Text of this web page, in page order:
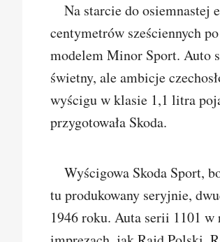
Na starcie do osiemnastej
centymetrów sześciennych
modelem Minor Sport. Auto
świetny, ale ambicje
wyścigu w klasie 1,1 litra
przygotowała Skoda.
Wyścigowa Skoda Sport,
tu produkowany seryjnie,
1946 roku. Auta serii 1101